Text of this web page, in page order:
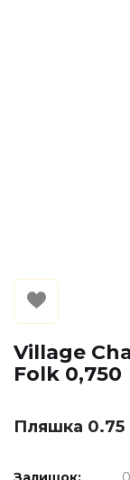
Village
Folk 0,750
Пляшка 0.75